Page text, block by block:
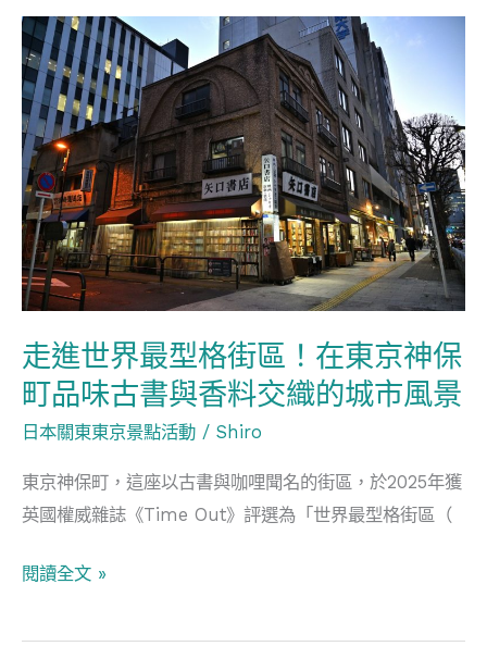
走進世界最型格街區！在東京神保
町品味古書與香料交織的城市風景
日本關東東京景點活動 / Shiro
東京神保町，這座以古書與咖哩聞名的街區，於2025年獲
英國權威雜誌《Time Out》評選為「世界最型格街區（
走
進
世
界
最
型
格
街
區！
東
京
神
町
品
古
閱讀全文 »